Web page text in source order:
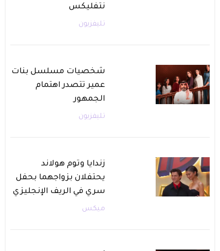
نتفليكس
تليفزيون
شخصيات مسلسل بنات
عمير تتصدر اهتمام
الجمهور
تليفزيون
زندايا وتوم هولاند
يحتفلان بزواجهما بحفل
سري في الريف الإنجليزي
ميكس